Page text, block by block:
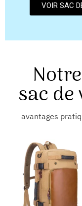
VOIR SAC
sac
avantages